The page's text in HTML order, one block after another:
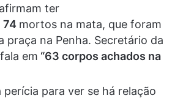
ter
74 mortos na mata, que foram
praça na Penha. Secretário da
em “63 corpos achados na
perícia para ver se há relação